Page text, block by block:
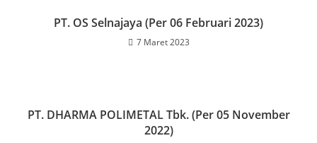
PT. OS Selnajaya (Per 06 Februari 2023)
7 Maret 2023
PT. DHARMA POLIMETAL Tbk. (Per 05 November
2022)